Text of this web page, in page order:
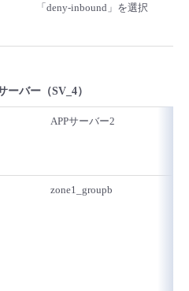
「deny-inbound」を選択
ーバー（SV_4）
APPサーバー2
zone1_groupb